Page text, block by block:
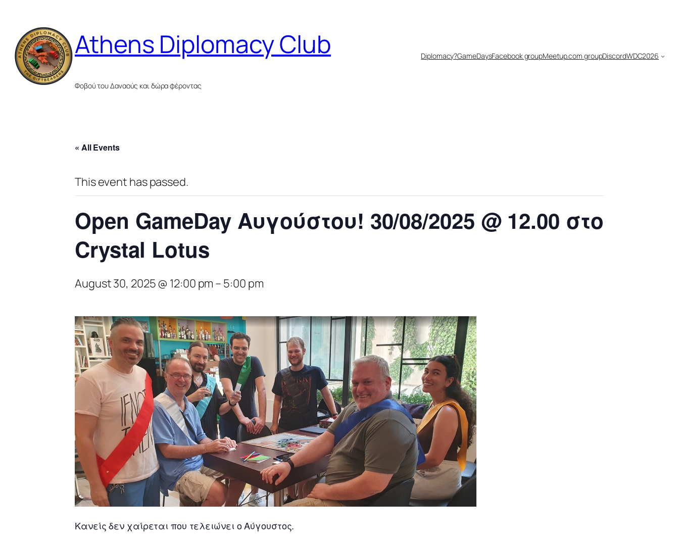
Athens Diplomacy Club
Φοβού του Δαναούς και δώρα φέροντας
Diplomacy?GameDaysFacebook groupMeetup.com groupDiscordWDC2026
« All Events
This event has passed.
Open GameDay Αυγούστου! 30/08/2025 @ 12.00 στο
Crystal Lotus
August 30, 2025 @ 12:00 pm – 5:00 pm
Κανείς δεν χαίρεται που τελειώνει ο Αύγουστος.